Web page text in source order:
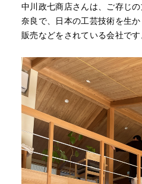
中川政七商店さんは、ご存じの
奈良で、日本の工芸技術を生
販売などをされている会社です